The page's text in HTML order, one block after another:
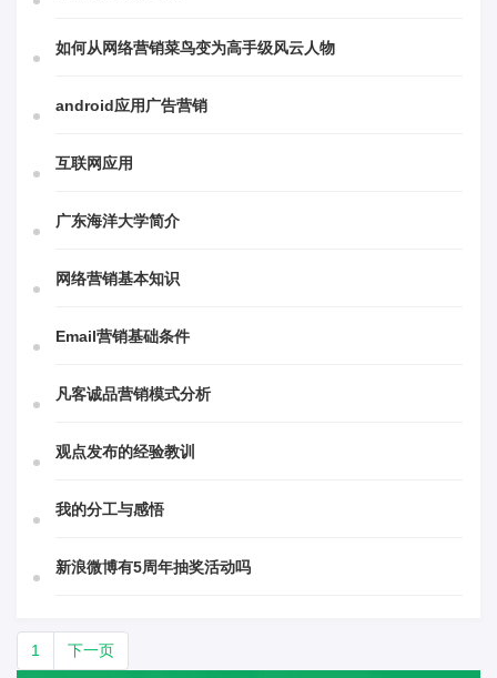
如何从网络营销菜鸟变为高手级风云人物
android应用广告营销
互联网应用
广东海洋大学简介
网络营销基本知识
Email营销基础条件
凡客诚品营销模式分析
观点发布的经验教训
我的分工与感悟
新浪微博有5周年抽奖活动吗
1 下一页